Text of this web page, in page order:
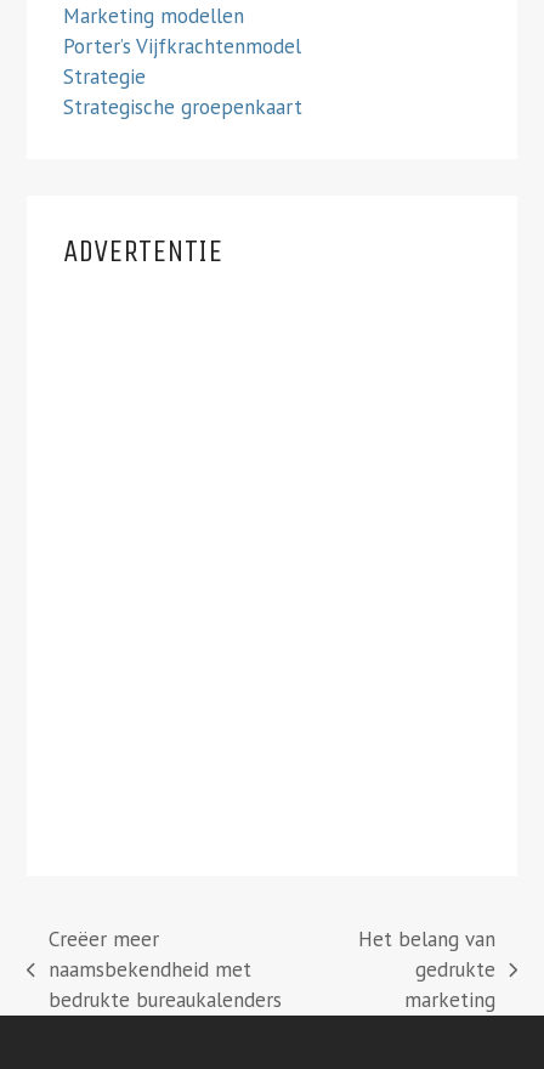
Marketing modellen
Porter’s Vijfkrachtenmodel
Strategie
Strategische groepenkaart
ADVERTENTIE
previous
post:
Creëer meer
naamsbekendheid met
bedrukte bureaukalenders
post:
Het belang van
gedrukte
marketing